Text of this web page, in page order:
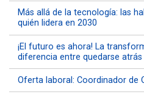
Más allá de la tecnología: las
quién lidera en 2030
¡El futuro es ahora! La
diferencia entre quedarse
Oferta laboral: Coordinador de